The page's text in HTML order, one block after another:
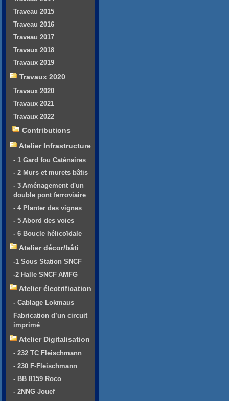
Traveau 2015
Traveau 2016
Traveau 2017
Travaux 2018
Travaux 2019
Travaux 2020
Travaux 2020
Travaux 2021
Travaux 2022
Contributions
Atelier Infrastructure
- 1 Gard fou Caténaires
- 2 Murs et murets bâtis
- 3 Aménagement d'un
double pont ferroviaire
- 4 Planter des vignes
- 5 Abord des voies
- 6 Boucle hélicoïdale
Atelier décor/bâti
-1 Sous Station SNCF
-2 Halle SNCF AMFG
Atelier électrification
- Cablage Lokmaus
Fabrication d’un circuit
imprimé
Atelier Digitalisation
- 232 TC Fleischmann
- 230 F-Fleischmann
- BB 8159 Roco
- 2NNG Jouef